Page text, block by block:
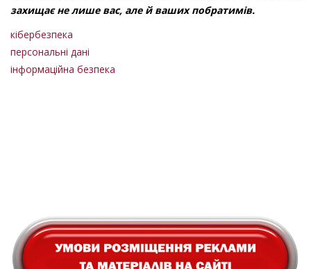
захищає не лише вас, але й ваших побратимів.
кібербезпека
персональні дані
інформаційна безпека